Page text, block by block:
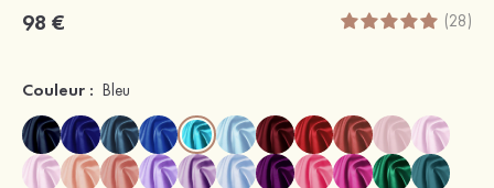
98 € (28)
Couleur : Bleu